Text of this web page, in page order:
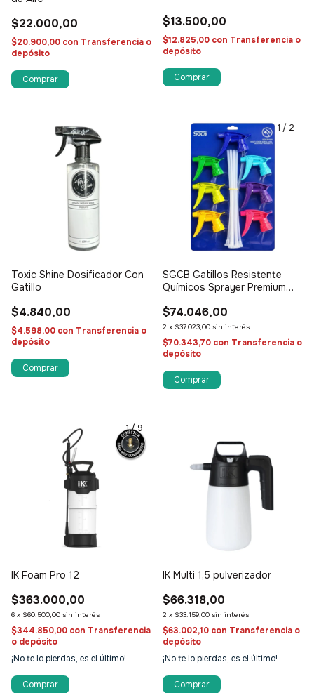
$22.000,00
$20.900,00 con Transferencia o
depósito
$13.500,00
$12.825,00 con Transferencia o
depósito
Toxic Shine Dosificador Con
Gatillo
$4.840,00
$4.598,00 con Transferencia o
depósito
1 / 2
SGCB Gatillos Resistente
Químicos Sprayer Premium
$74.046,00
2 x $37.023,00 sin interés
$70.343,70 con Transferencia o
depósito
1/9
IK Foam Pro 12
$363.000,00
6 x $60.500,00 sin interés
$344.850,00 con Transferencia
o depósito
¡No te lo pierdas, es el último!
IK Multi 1,5 pulverizador
$66.318,00
2 x $33.159,00 sin interés
$63.002,10 con Transferencia o
depósito
¡No te lo pierdas, es el último!